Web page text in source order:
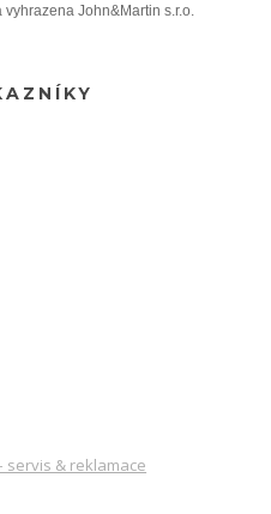
John&Martin s.r.o.
servis & reklamace